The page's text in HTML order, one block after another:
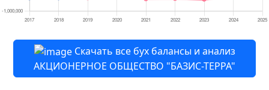
Скачать все бух балансы и анализ
АКЦИОНЕРНОЕ ОБЩЕСТВО "БАЗИС-ТЕРРА"